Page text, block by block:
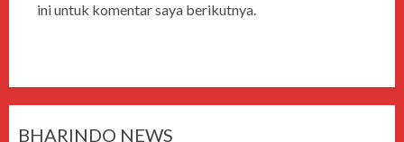
ini untuk komentar saya berikutnya.
BHARINDO NEWS